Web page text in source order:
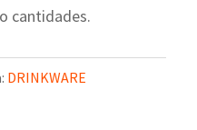
cantidades.
DRINKWARE